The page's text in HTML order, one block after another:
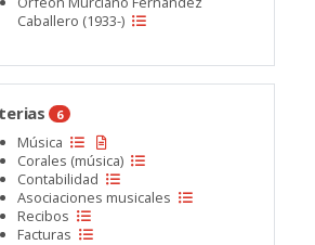
Caballero (1933-)
6
Música
Corales (música)
Contabilidad
Asociaciones musicales
Recibos
Facturas